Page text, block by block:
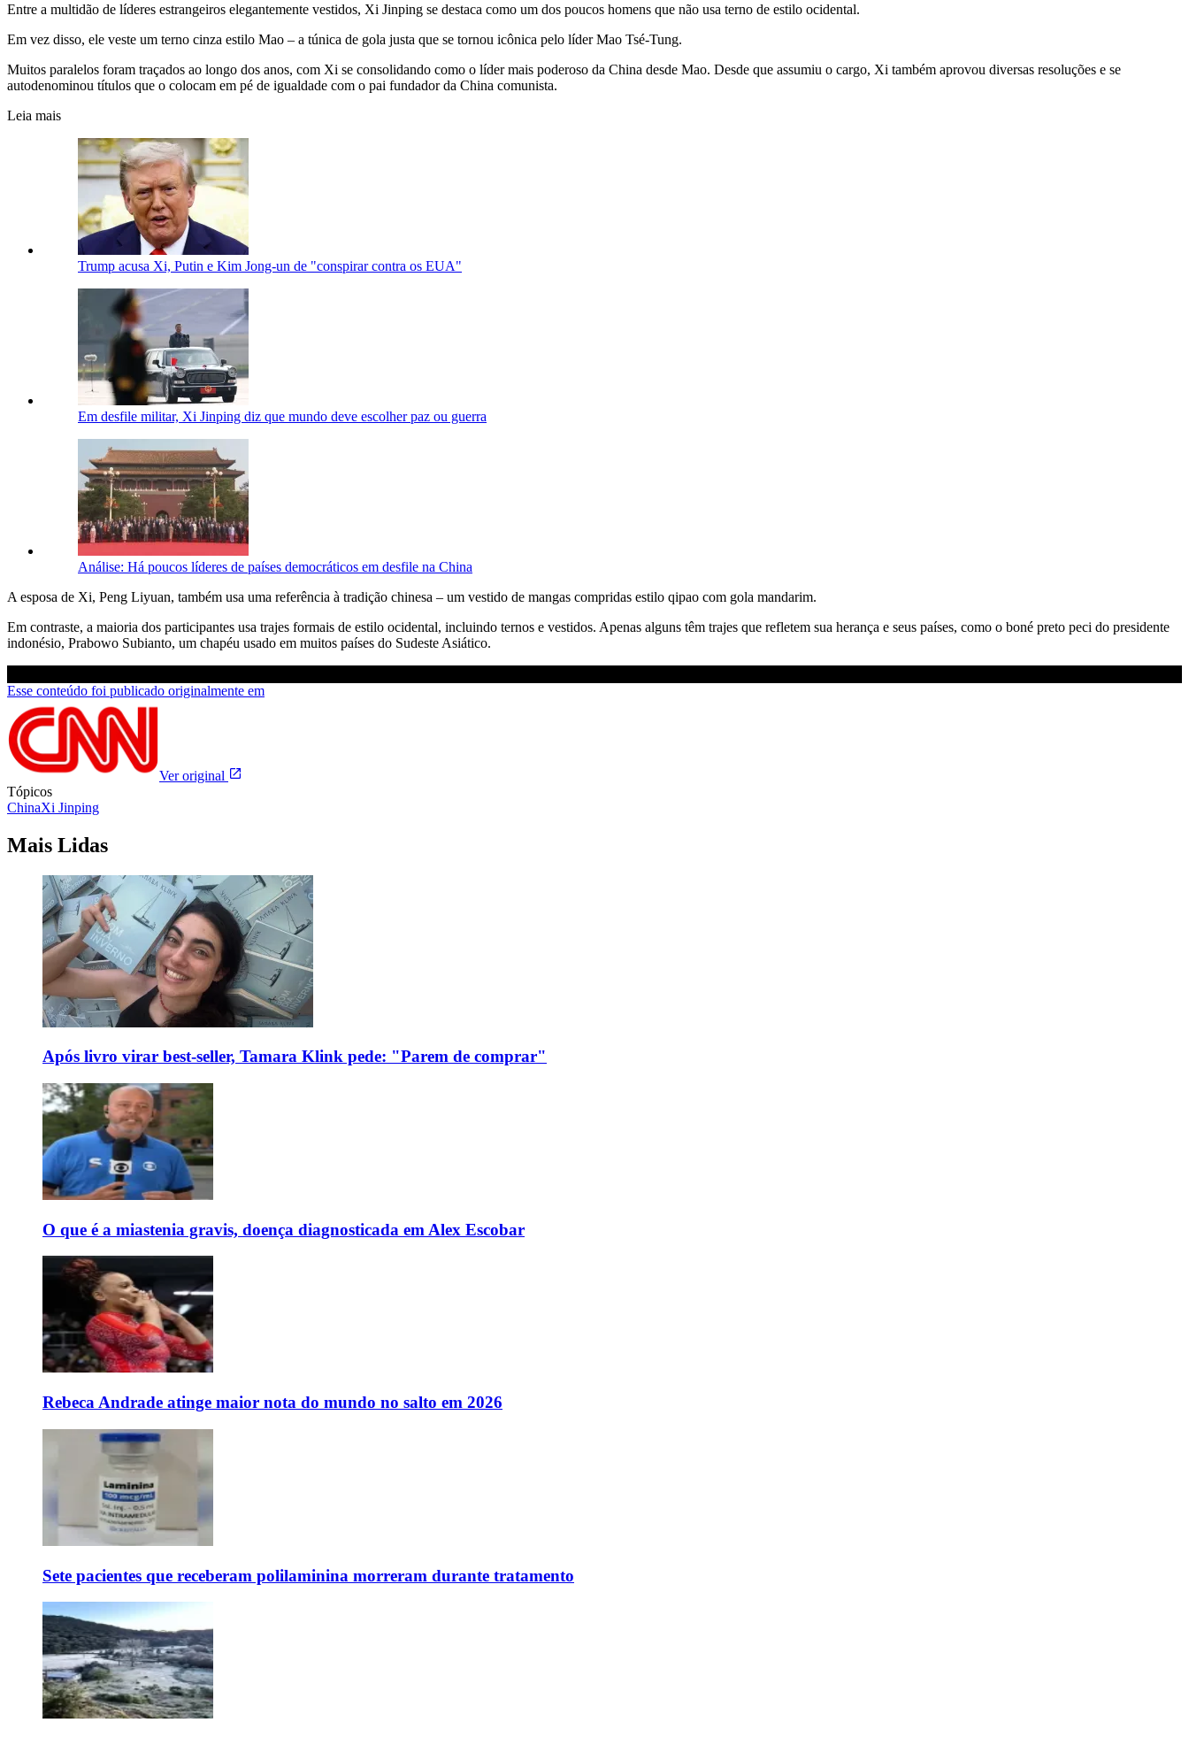
Entre a multidão de líderes estrangeiros elegantemente vestidos, Xi Jinping se destaca como um dos poucos homens que não usa terno de estilo ocidental.
Em vez disso, ele veste um terno cinza estilo Mao – a túnica de gola justa que se tornou icônica pelo líder Mao Tsé-Tung.
Muitos paralelos foram traçados ao longo dos anos, com Xi se consolidando como o líder mais poderoso da China desde Mao. Desde que assumiu o cargo, Xi também aprovou diversas resoluções e se
autodenominou títulos que o colocam em pé de igualdade com o pai fundador da China comunista.
Leia mais
Trump acusa Xi, Putin e Kim Jong-un de "conspirar contra os EUA"
Em desfile militar, Xi Jinping diz que mundo deve escolher paz ou guerra
Análise: Há poucos líderes de países democráticos em desfile na China
A esposa de Xi, Peng Liyuan, também usa uma referência à tradição chinesa – um vestido de mangas compridas estilo qipao com gola mandarim.
Em contraste, a maioria dos participantes usa trajes formais de estilo ocidental, incluindo ternos e vestidos. Apenas alguns têm trajes que refletem sua herança e seus países, como o boné preto peci do presidente
indonésio, Prabowo Subianto, um chapéu usado em muitos países do Sudeste Asiático.
Esse conteúdo foi publicado originalmente em
Ver original
Tópicos
ChinaXi Jinping
Mais Lidas
Após livro virar best-seller, Tamara Klink pede: "Parem de comprar"
O que é a miastenia gravis, doença diagnosticada em Alex Escobar
Rebeca Andrade atinge maior nota do mundo no salto em 2026
Sete pacientes que receberam polilaminina morreram durante tratamento